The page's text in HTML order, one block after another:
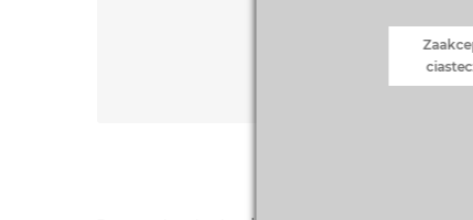
„rozwój tak, ale nie kosztem natury”